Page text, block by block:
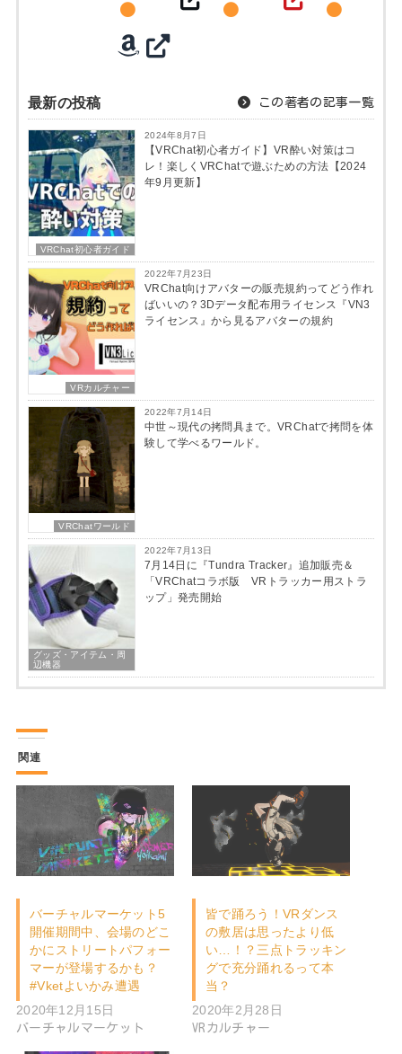
最新の投稿 この著者の記事一覧
VRChat初心者ガイド
2024年8月7日
【VRChat初心者ガイド】VR酔い対策はコ
レ！楽しくVRChatで遊ぶための方法【2024
年9月更新】
VRカルチャー
2022年7月23日
VRChat向けアバターの販売規約ってどう作れ
ばいいの？3Dデータ配布用ライセンス『VN3
ライセンス』から見るアバターの規約
VRChatワールド
2022年7月14日
中世～現代の拷問具まで。VRChatで拷問を体
験して学べるワールド。
グッズ・アイテム・周
辺機器
2022年7月13日
7月14日に『Tundra Tracker』追加販売＆
「VRChatコラボ版 VRトラッカー用ストラ
ップ」発売開始
関連
バーチャルマーケット5
開催期間中、会場のどこ
かにストリートパフォー
マーが登場するかも？
#Vketよいかみ遭遇
2020年12月15日
バーチャルマーケット
皆で踊ろう！VRダンス
の敷居は思ったより低
い…！？三点トラッキン
グで充分踊れるって本
当？
2020年2月28日
VRカルチャー